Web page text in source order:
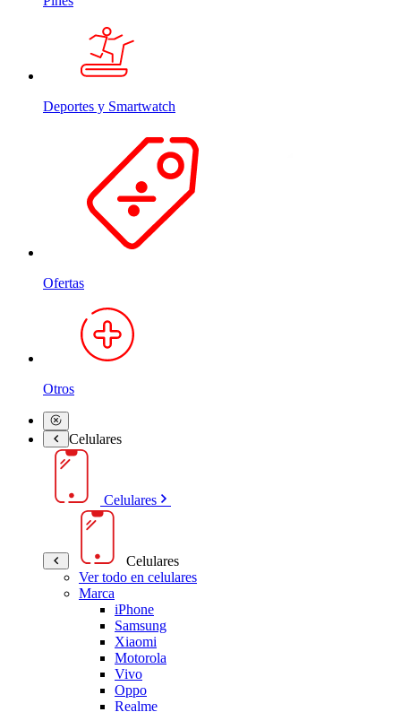
Deportes y Smartwatch
Ofertas
Otros
Celulares
Celulares
Celulares
Ver todo en celulares
Marca
iPhone
Samsung
Xiaomi
Motorola
Vivo
Oppo
Realme